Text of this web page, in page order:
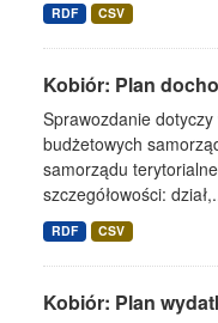
RDF CSV
Kobiór: Plan
Sprawozdanie
budżetowych
samorządu
szczegółowości:
RDF CSV
Kobiór: Plan